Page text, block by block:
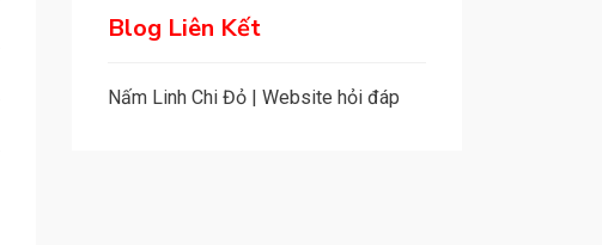
Blog Liên Kết
Nấm Linh Chi Đỏ| Website hỏi đáp